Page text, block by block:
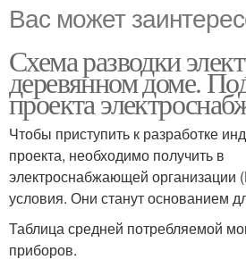
Вас может
Схема разводки
деревянном доме.
проекта
Чтобы приступить к разработке
проекта, необходимо получить в
электроснабжающей организации
условия. Они станут основанием
Таблица средней потребляемой
приборов.